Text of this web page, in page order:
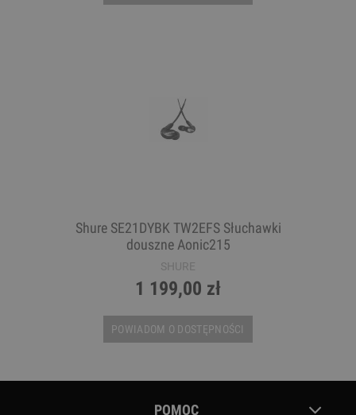
Shure SE21DYBK TW2EFS Słuchawki
douszne Aonic215
SHURE
1 199,00 zł
POWIADOM O DOSTĘPNOŚCI
POMOC